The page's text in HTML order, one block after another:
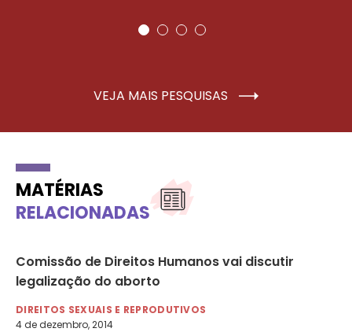
VEJA MAIS PESQUISAS
MATÉRIAS
RELACIONADAS
Comissão de Direitos Humanos vai discutir
legalização do aborto
DIREITOS SEXUAIS E REPRODUTIVOS
4 de dezembro, 2014